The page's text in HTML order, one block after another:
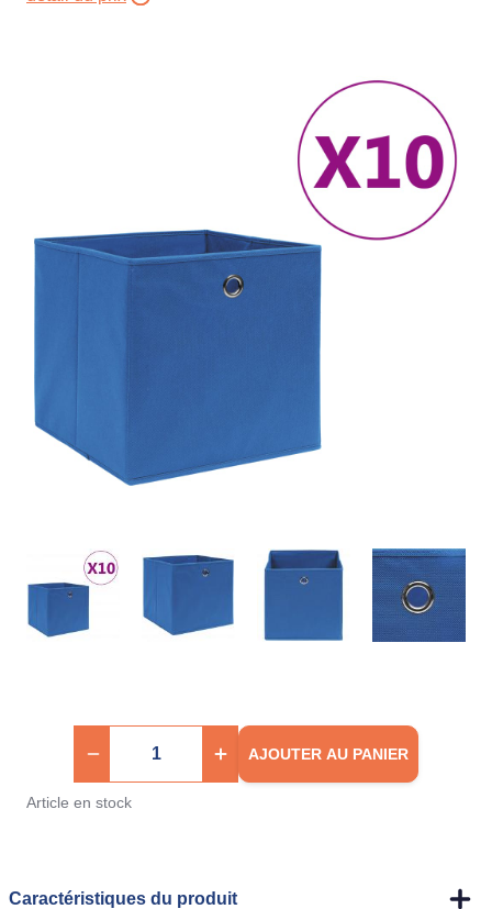
AJOUTER AU PANIER
Article en stock
Caractéristiques du produit